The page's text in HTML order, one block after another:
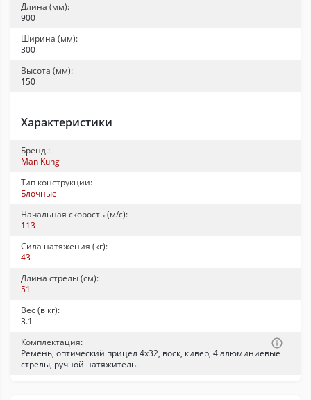
Длина (мм):
900
Ширина (мм):
300
Высота (мм):
150
Характеристики
Бренд.:
Man Kung
Тип конструкции:
Блочные
Начальная скорость (м/с):
113
Сила натяжения (кг):
43
Длина стрелы (см):
51
Вес (в кг):
3.1
Комплектация:
Ремень, оптический прицел 4x32, воск, кивер, 4 алюминиевые
стрелы, ручной натяжитель.